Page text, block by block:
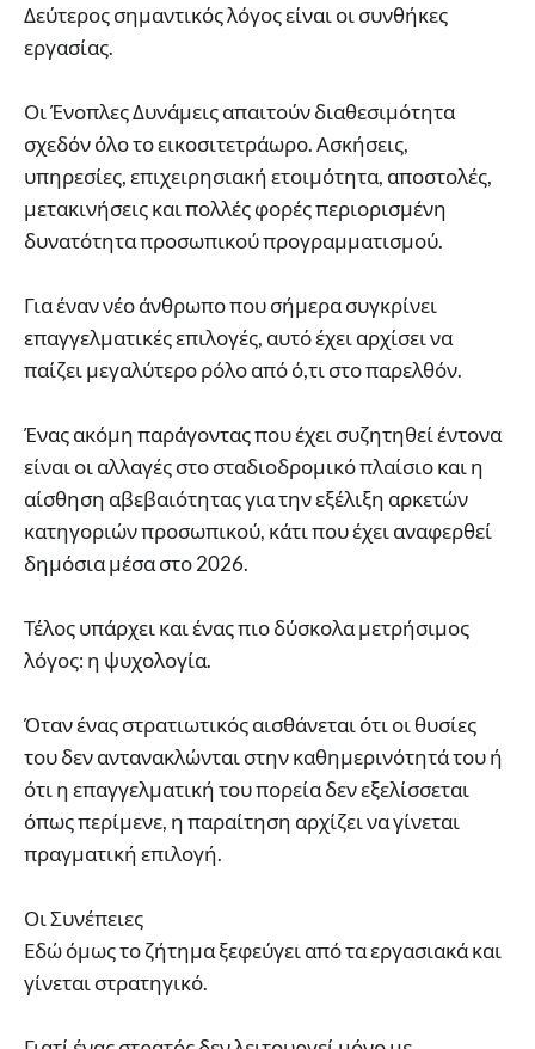
Δεύτερος σημαντικός λόγος είναι οι συνθήκες
εργασίας.
Οι Ένοπλες Δυνάμεις απαιτούν διαθεσιμότητα
σχεδόν όλο το εικοσιτετράωρο. Ασκήσεις,
υπηρεσίες, επιχειρησιακή ετοιμότητα, αποστολές,
μετακινήσεις και πολλές φορές περιορισμένη
δυνατότητα προσωπικού προγραμματισμού.
Για έναν νέο άνθρωπο που σήμερα συγκρίνει
επαγγελματικές επιλογές, αυτό έχει αρχίσει να
παίζει μεγαλύτερο ρόλο από ό,τι στο παρελθόν.
Ένας ακόμη παράγοντας που έχει συζητηθεί έντονα
είναι οι αλλαγές στο σταδιοδρομικό πλαίσιο και η
αίσθηση αβεβαιότητας για την εξέλιξη αρκετών
κατηγοριών προσωπικού, κάτι που έχει αναφερθεί
δημόσια μέσα στο 2026.
Τέλος υπάρχει και ένας πιο δύσκολα μετρήσιμος
λόγος: η ψυχολογία.
Όταν ένας στρατιωτικός αισθάνεται ότι οι θυσίες
του δεν αντανακλώνται στην καθημερινότητά του ή
ότι η επαγγελματική του πορεία δεν εξελίσσεται
όπως περίμενε, η παραίτηση αρχίζει να γίνεται
πραγματική επιλογή.
Οι Συνέπειες
Εδώ όμως το ζήτημα ξεφεύγει από τα εργασιακά και
γίνεται στρατηγικό.